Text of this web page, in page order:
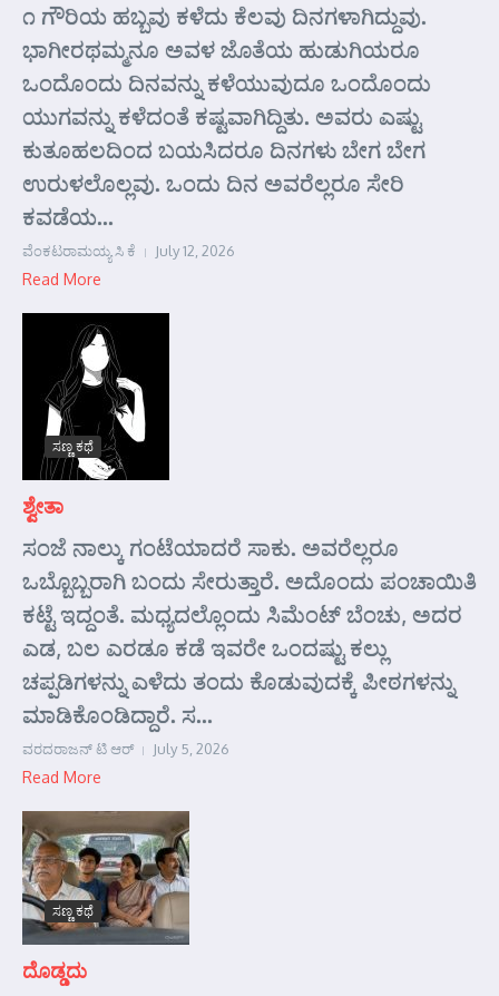
೧ ಗೌರಿಯ ಹಬ್ಬವು ಕಳೆದು ಕೆಲವು ದಿನಗಳಾಗಿದ್ದುವು.
ಭಾಗೀರಥಮ್ಮನೂ ಅವಳ ಜೊತೆಯ ಹುಡುಗಿಯರೂ
ಒಂದೊಂದು ದಿನವನ್ನು ಕಳೆಯುವುದೂ ಒಂದೊಂದು
ಯುಗವನ್ನು ಕಳೆದಂತೆ ಕಷ್ಟವಾಗಿದ್ದಿತು. ಅವರು ಎಷ್ಟು
ಕುತೂಹಲದಿಂದ ಬಯಸಿದರೂ ದಿನಗಳು ಬೇಗ ಬೇಗ
ಉರುಳಲೊಲ್ಲವು. ಒಂದು ದಿನ ಅವರೆಲ್ಲರೂ ಸೇರಿ
ಕವಡೆಯ...
ವೆಂಕಟರಾಮಯ್ಯ ಸಿ ಕೆ July 12, 2026
Read More
ಸಣ್ಣ ಕಥೆ
ಶ್ವೇತಾ
ಸಂಜೆ ನಾಲ್ಕು ಗಂಟೆಯಾದರೆ ಸಾಕು. ಅವರೆಲ್ಲರೂ
ಒಬ್ಬೊಬ್ಬರಾಗಿ ಬಂದು ಸೇರುತ್ತಾರೆ. ಅದೊಂದು ಪಂಚಾಯಿತಿ
ಕಟ್ಟೆ ಇದ್ದಂತೆ. ಮಧ್ಯದಲ್ಲೊಂದು ಸಿಮೆಂಟ್ ಬೆಂಚು, ಅದರ
ಎಡ, ಬಲ ಎರಡೂ ಕಡೆ ಇವರೇ ಒಂದಷ್ಟು ಕಲ್ಲು
ಚಪ್ಪಡಿಗಳನ್ನು ಎಳೆದು ತಂದು ಕೊಡುವುದಕ್ಕೆ ಪೀಠಗಳನ್ನು
ಮಾಡಿಕೊಂಡಿದ್ದಾರೆ. ಸ...
ವರದರಾಜನ್ ಟಿ ಆರ್ July 5, 2026
Read More
ಸಣ್ಣ ಕಥೆ
ದೊಡ್ಡದು